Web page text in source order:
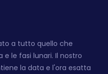
a tutto quello che
e le fasi lunari. Il nostro
la data e l'ora esatta